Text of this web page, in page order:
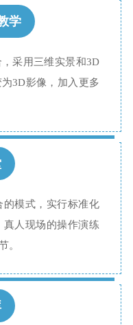
学
采用三维实景和3D
3D影像，加入更多
模式，实行标准化
人现场的操作演练
。